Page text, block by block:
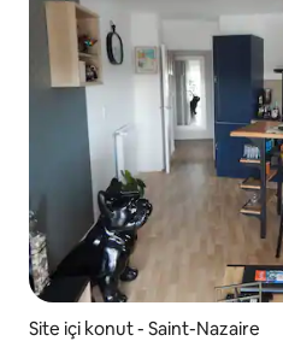
Site içi konut - Saint-Nazaire